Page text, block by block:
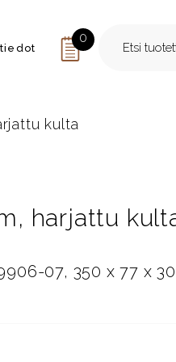
0
kulta
harjattu
07, 350 x 77 x